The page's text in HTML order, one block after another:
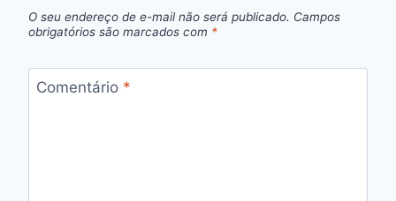
O seu endereço de e-mail não será publicado. Campos
obrigatórios são marcados com *
Comentário *